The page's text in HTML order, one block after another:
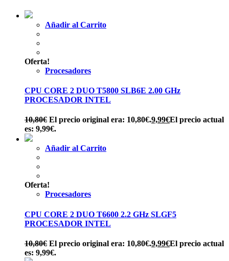
Añadir al Carrito
Oferta!
Procesadores
CPU CORE 2 DUO T5800 SLB6E 2.00 GHz
PROCESADOR INTEL
10,80€ El precio original era: 10,80€.9,99€El precio actual
es: 9,99€.
Añadir al Carrito
Oferta!
Procesadores
CPU CORE 2 DUO T6600 2.2 GHz SLGF5
PROCESADOR INTEL
10,80€ El precio original era: 10,80€.9,99€El precio actual
es: 9,99€.